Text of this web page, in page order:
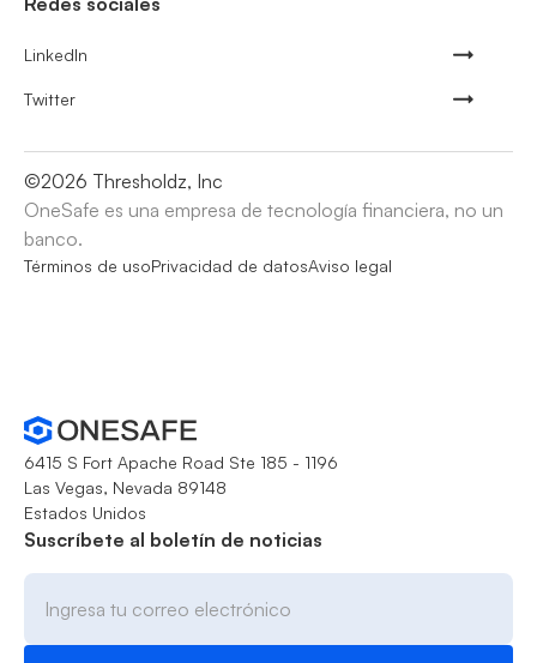
LinkedIn
Twitter
©2026 Thresholdz, Inc
OneSafe es una empresa de tecnología financiera, no un
banco.
Términos de usoPrivacidad de datosAviso legal
6415 S Fort Apache Road Ste 185 - 1196
Las Vegas, Nevada 89148
Estados Unidos
Suscríbete al boletín de noticias